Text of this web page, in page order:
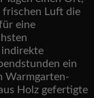
frischen Luft die
eine
indirekte
ein
Warmgarten-
Holz gefertigte